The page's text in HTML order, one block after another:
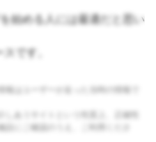
始める人には最適だと思い
です。
はユーザーが走った当時の情報で
あうサイトという性質上、正確性
にご確認のうえ、ご利用くださ